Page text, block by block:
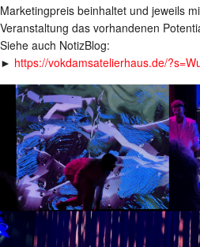
Marketingpreis beinhaltet und jeweils
Veranstaltung das vorhandenen
Siehe auch NotizBlog:
► https://vokdamsatelierhaus.de/